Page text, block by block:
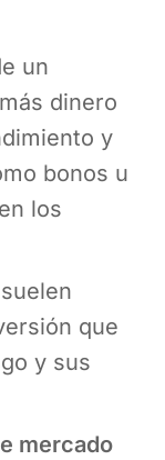
un
dinero
y
bonos u
los
que
y sus
mercado